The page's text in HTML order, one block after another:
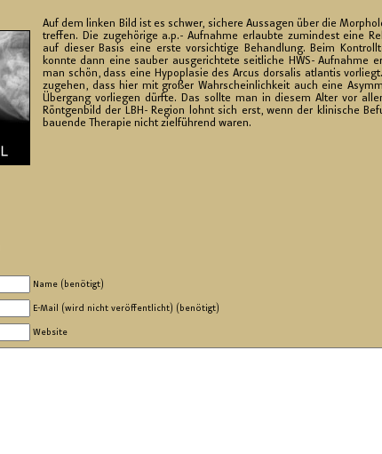
Auf dem lin­ken Bild ist es schwer, si­che­re Aus­sa­gen über die
tref­fen. Die zu­ge­hö­ri­ge a.p.- Auf­nah­me er­laub­te zu­min­dest eine
auf die­ser Basis eine erste vor­sich­ti­ge Be­hand­lung. Beim
konn­te dann eine sau­ber aus­ge­rich­te­te seit­li­che HWS- Auf­nah­me
man schön, dass eine Hy­po­pla­sie des Arcus dor­sa­lis at­lan­tis
zu­ge­hen, dass hier mit gro­ßer Wahr­schein­lich­keit auch eine
Über­gang vor­lie­gen dürf­te. Das soll­te man in die­sem Alter vor
Rönt­gen­bild der LBH- Re­gi­on lohnt sich erst, wenn der kli­ni­sche
bau­en­de The­ra­pie nicht ziel­füh­rend waren.
Name (benötigt)
E-Mail (wird nicht veröffentlicht) (benötigt)
Website